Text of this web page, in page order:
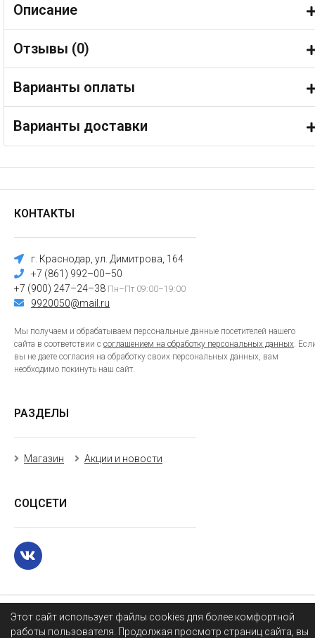
Этот сайт использует файлы cookies для более комфортной
работы пользователя. Продолжая просмотр страниц сайта, вы
Описание
Отзывы (0)
Варианты оплаты
Варианты доставки
КОНТАКТЫ
г. Краснодар, ул. Димитрова, 164
+7 (861) 992–00–50
+7 (900) 247–24–38 Пн–Пт 09:00–19:00
9920050@mail.ru
Мы получаем и обрабатываем персональные данные посетителей нашего
сайта в соответствии с соглашением на обработку персональных данных.
вы не даете согласия на обработку своих персональных данных, вам
необходимо покинуть наш сайт.
РАЗДЕЛЫ
Магазин Акции и новости
СОЦСЕТИ